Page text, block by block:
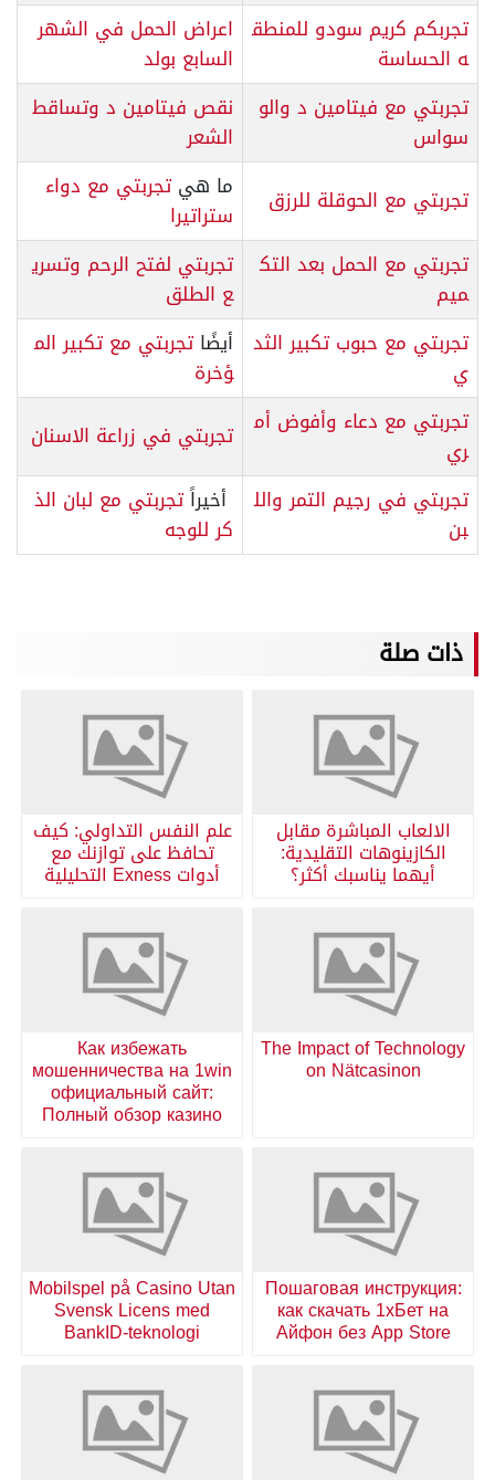
تجربكم كريم سودو للمنطق
ه الحساسة
اعراض الحمل في الشهر
السابع بولد
تجربتي مع فيتامين د والو
سواس
نقص فيتامين د وتساقط
الشعر
تجربتي مع الحوقلة للرزق
ما هيتجربتي مع دواء
ستراتيرا
تجربتي مع الحمل بعد التك
ميم
تجربتي لفتح الرحم وتسري
ع الطلق
تجربتي مع حبوب تكبير الثد
ي
أيضًاتجربتي مع تكبير الم
ؤخرة
تجربتي مع دعاء وأفوض أم
ري
تجربتي في زراعة الاسنان
تجربتي في رجيم التمر والل
بن
أخيراًتجربتي مع لبان الذ
كر للوجه
ذات صلة
الالعاب المباشرة مقابل
الكازينوهات التقليدية:
أيهما يناسبك أكثر؟
علم النفس التداولي: كيف
تحافظ على توازنك مع
أدوات Exness التحليلية
The Impact of Technology
on Nätcasinon
Как избежать
мошенничества на 1win
официальный сайт:
Полный обзор казино
Пошаговая инструкция:
как скачать 1хБет на
Айфон без App Store
Mobilspel på Casino Utan
Svensk Licens med
BankID-teknologi